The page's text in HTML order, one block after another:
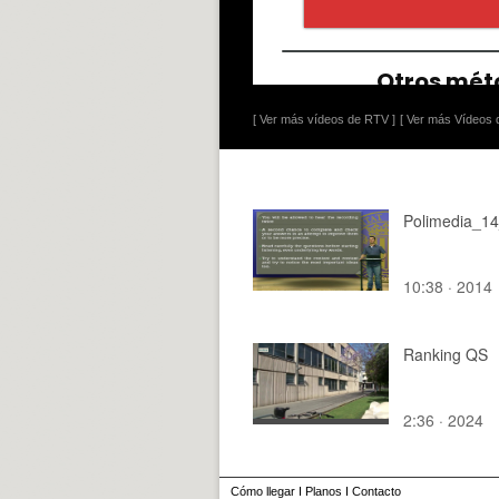
[ Ver más vídeos de RTV ] [ Ver más Vídeos
10:38 · 2014
Ranking QS
2:36 · 2024
Cómo llegar I Planos I Contacto